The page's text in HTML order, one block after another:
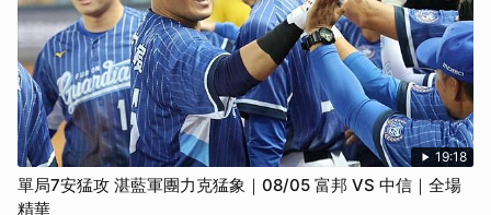
19:18
單局7安猛攻 湛藍軍團力克猛象｜08/05 富邦 VS 中信｜全場
精華